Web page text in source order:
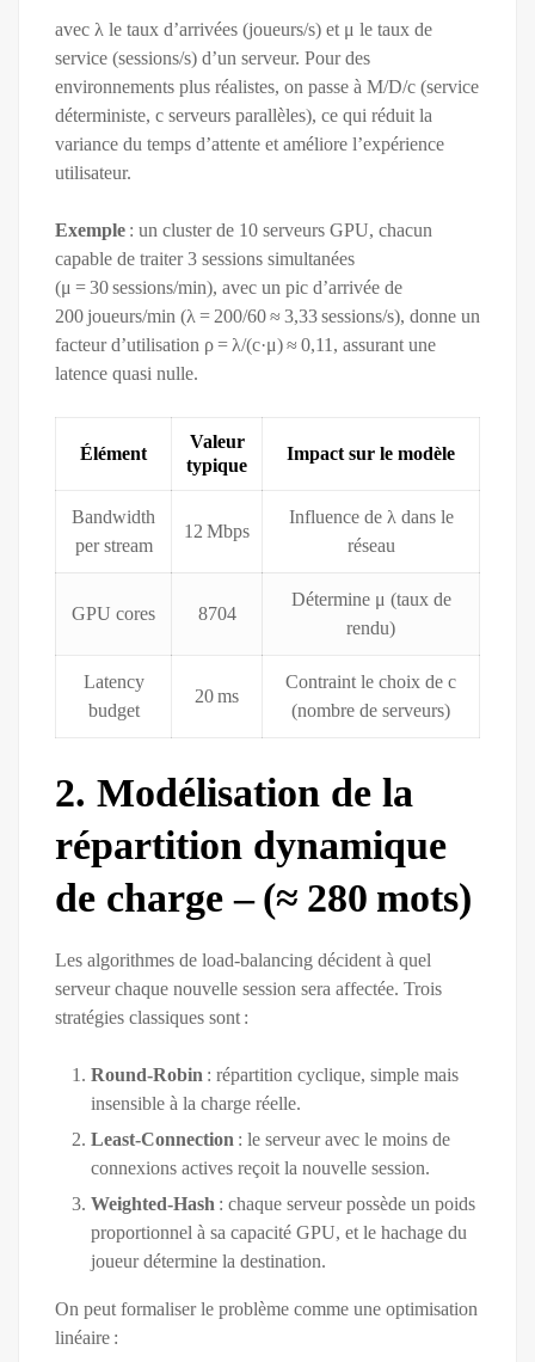
avec λ le taux d’arrivées (joueurs/s) et μ le taux de
service (sessions/s) d’un serveur. Pour des
environnements plus réalistes, on passe à M/D/c (service
déterministe, c serveurs parallèles), ce qui réduit la
variance du temps d’attente et améliore l’expérience
utilisateur.
Exemple : un cluster de 10 serveurs GPU, chacun
capable de traiter 3 sessions simultanées
(μ = 30 sessions/min), avec un pic d’arrivée de
200 joueurs/min (λ = 200/60 ≈ 3,33 sessions/s), donne un
facteur d’utilisation ρ = λ/(c·μ) ≈ 0,11, assurant une
latence quasi nulle.
Élément
Valeur
typique
Impact sur le modèle
Bandwidth
per stream
12 Mbps
Influence de λ dans le
réseau
GPU cores 8704
Détermine μ (taux de
rendu)
Latency
budget
20 ms
Contraint le choix de c
(nombre de serveurs)
2. Modélisation de la
répartition dynamique
de charge – (≈ 280 mots)
Les algorithmes de load‑balancing décident à quel
serveur chaque nouvelle session sera affectée. Trois
stratégies classiques sont :
Round‑Robin : répartition cyclique, simple mais
insensible à la charge réelle.
Least‑Connection : le serveur avec le moins de
connexions actives reçoit la nouvelle session.
Weighted‑Hash : chaque serveur possède un poids
proportionnel à sa capacité GPU, et le hachage du
joueur détermine la destination.
On peut formaliser le problème comme une optimisation
linéaire :